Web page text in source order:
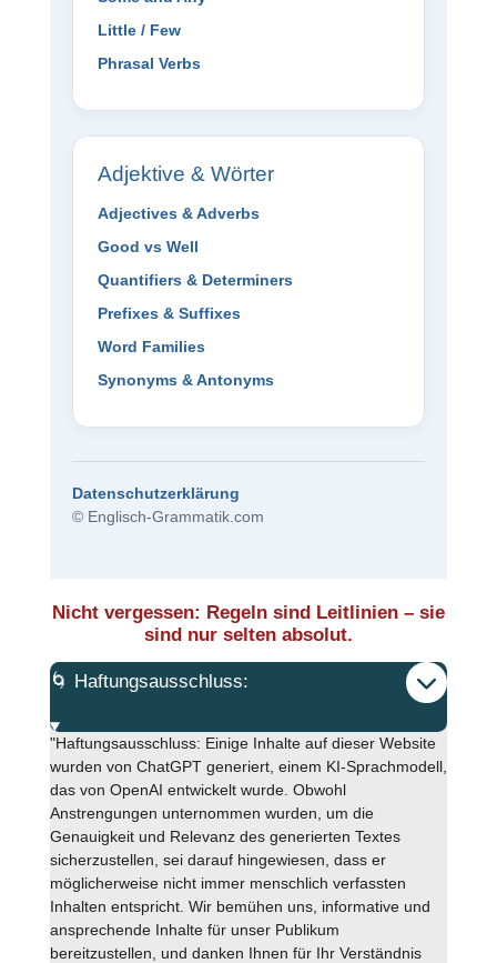
Little / Few
Phrasal Verbs
Adjektive & Wörter
Adjectives & Adverbs
Good vs Well
Quantifiers & Determiners
Prefixes & Suffixes
Word Families
Synonyms & Antonyms
Datenschutzerklärung
© Englisch-Grammatik.com
Nicht vergessen: Regeln sind Leitlinien – sie
sind nur selten absolut.
🌀 Haftungsausschluss:
"Haftungsausschluss: Einige Inhalte auf dieser Website
wurden von ChatGPT generiert, einem KI-Sprachmodell,
das von OpenAI entwickelt wurde. Obwohl
Anstrengungen unternommen wurden, um die
Genauigkeit und Relevanz des generierten Textes
sicherzustellen, sei darauf hingewiesen, dass er
möglicherweise nicht immer menschlich verfassten
Inhalten entspricht. Wir bemühen uns, informative und
ansprechende Inhalte für unser Publikum
bereitzustellen, und danken Ihnen für Ihr Verständnis